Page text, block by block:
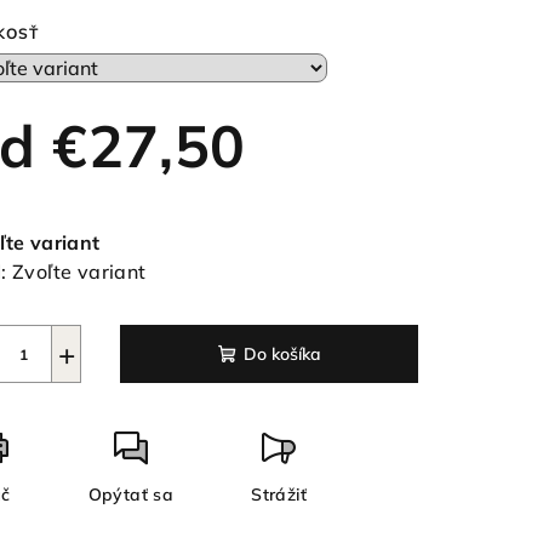
€27,50
variant
Zvoľte variant
+ Do košíka
Opýtať sa Strážiť